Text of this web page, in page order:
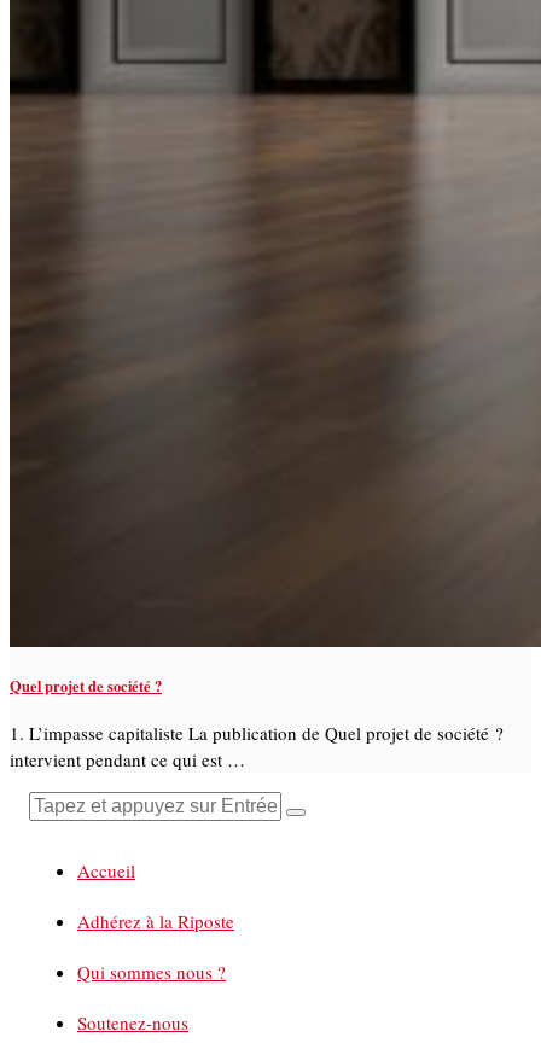
Quel projet de société ?
1. L’impasse capitaliste La publication de Quel projet de société ?
intervient pendant ce qui est …
Accueil
Adhérez à la Riposte
Qui sommes nous ?
Soutenez-nous